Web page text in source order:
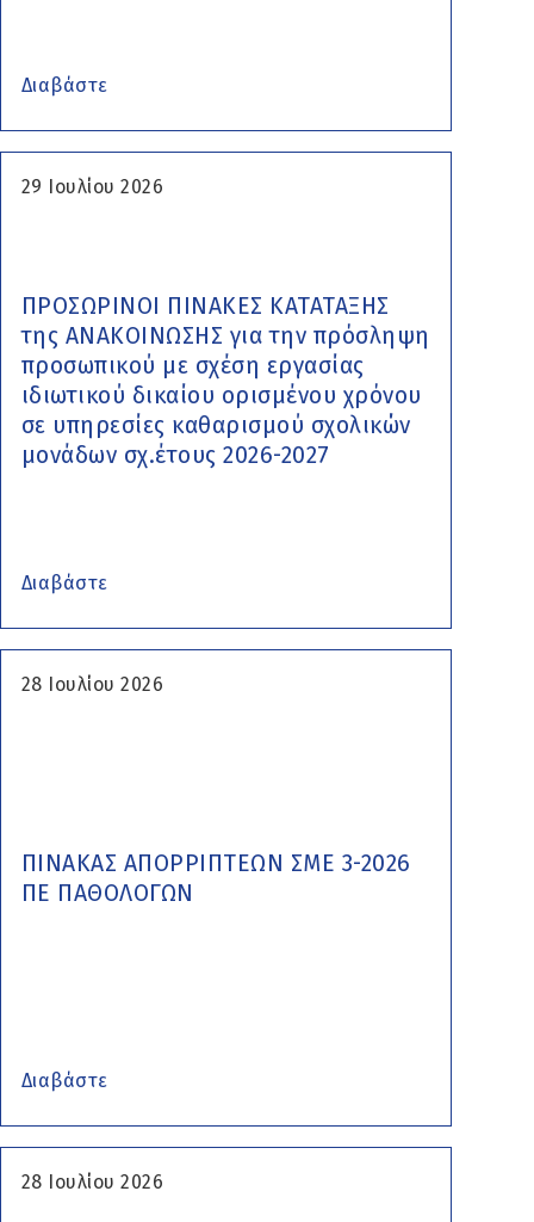
Διαβάστε
29 Ιουλίου 2026
ΠΡΟΣΩΡΙΝΟΙ ΠΙΝΑΚΕΣ ΚΑΤΑΤΑΞΗΣ
της ΑΝΑΚΟΙΝΩΣΗΣ για την πρόσληψη
προσωπικού με σχέση εργασίας
ιδιωτικού δικαίου ορισμένου χρόνου
σε υπηρεσίες καθαρισμού σχολικών
μονάδων σχ.έτους 2026-2027
Διαβάστε
28 Ιουλίου 2026
ΠΙΝΑΚΑΣ ΑΠΟΡΡΙΠΤΕΩΝ ΣΜΕ 3-2026
ΠΕ ΠΑΘΟΛΟΓΩΝ
Διαβάστε
28 Ιουλίου 2026